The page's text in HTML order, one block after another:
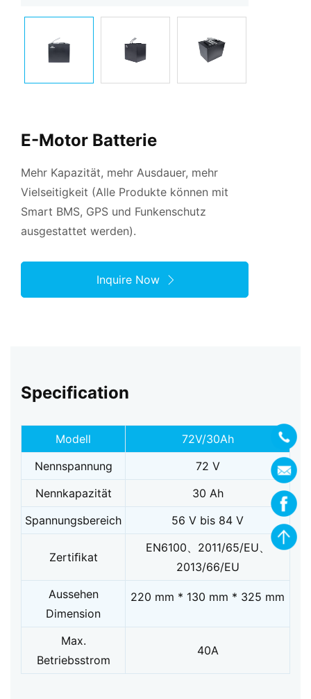
E-Motor Batterie
Mehr Kapazität, mehr Ausdauer, mehr
Vielseitigkeit (Alle Produkte können mit
Smart BMS, GPS und Funkenschutz
ausgestattet werden).
Inquire Now
Specification
Modell
72V/30Ah
Nennspannung
72 V
Nennkapazität
30 Ah
Spannungsbereich
56 V bis 84 V
Zertiﬁkat
EN6100、2011/65/EU、
2013/66/EU
Aussehen
Dimension
220 mm * 130 mm * 325 mm
Max.
Betriebsstrom
40A